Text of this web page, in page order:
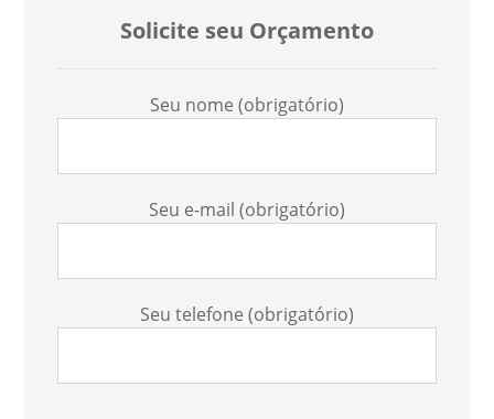
Solicite seu Orçamento
Seu nome (obrigatório)
Seu e-mail (obrigatório)
Seu telefone (obrigatório)